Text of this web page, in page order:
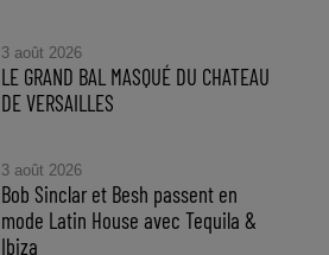
3 août 2026
LE GRAND BAL MASQUÉ DU CHATEAU
DE VERSAILLES
3 août 2026
Bob Sinclar et Besh passent en
mode Latin House avec Tequila &
Ibiza